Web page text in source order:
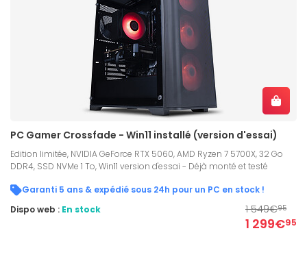
PC Gamer Crossfade - Win11 installé (version d'essai)
Edition limitée, NVIDIA GeForce RTX 5060, AMD Ryzen 7 5700X, 32 Go
DDR4, SSD NVMe 1 To, Win11 version d'essai - Déjà monté et testé
Garanti 5 ans & expédié sous 24h pour un PC en stock !
1 549€95
1 299€95
Dispo web : En stock